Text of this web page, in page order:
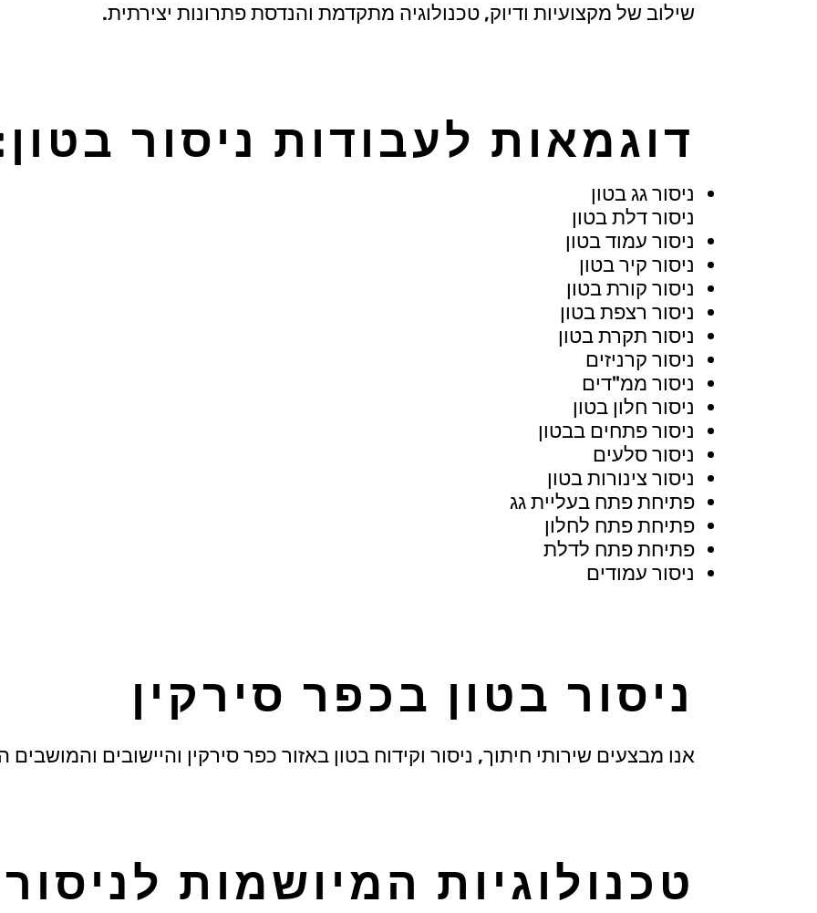
שילוב של מקצועיות ודיוק, טכנולוגיה מתקדמת והנדסת פתרונות יצירתית.
דוגמאות לעבודות ניסור
ניסור גג בטון
ניסור דלת בטון
ניסור עמוד בטון
ניסור קיר בטון
ניסור קורת בטון
ניסור רצפת בטון
ניסור תקרת בטון
ניסור קרניזים
ניסור ממ"דים
ניסור חלון בטון
ניסור פתחים בבטון
ניסור סלעים
ניסור צינורות בטון
פתיחת פתח בעליית גג
פתיחת פתח לחלון
פתיחת פתח לדלת
ניסור עמודים
ניסור בטון בכפר סירקין
אנו מבצעים שירותי חיתוך, ניסור וקידוח בטון באזור כפר סירקין והיישובים והמושבים
טכנולוגיות המיושמות